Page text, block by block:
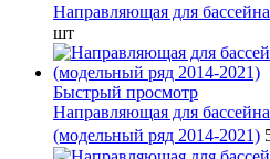
Направляющая для
шт
Быстрый просмотр
Направляющая для
(модельный ряд 2014-2021)